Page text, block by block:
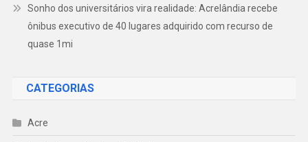
Sonho dos universitários vira realidade: Acrelândia recebe
ônibus executivo de 40 lugares adquirido com recurso de
quase 1mi
CATEGORIAS
Acre